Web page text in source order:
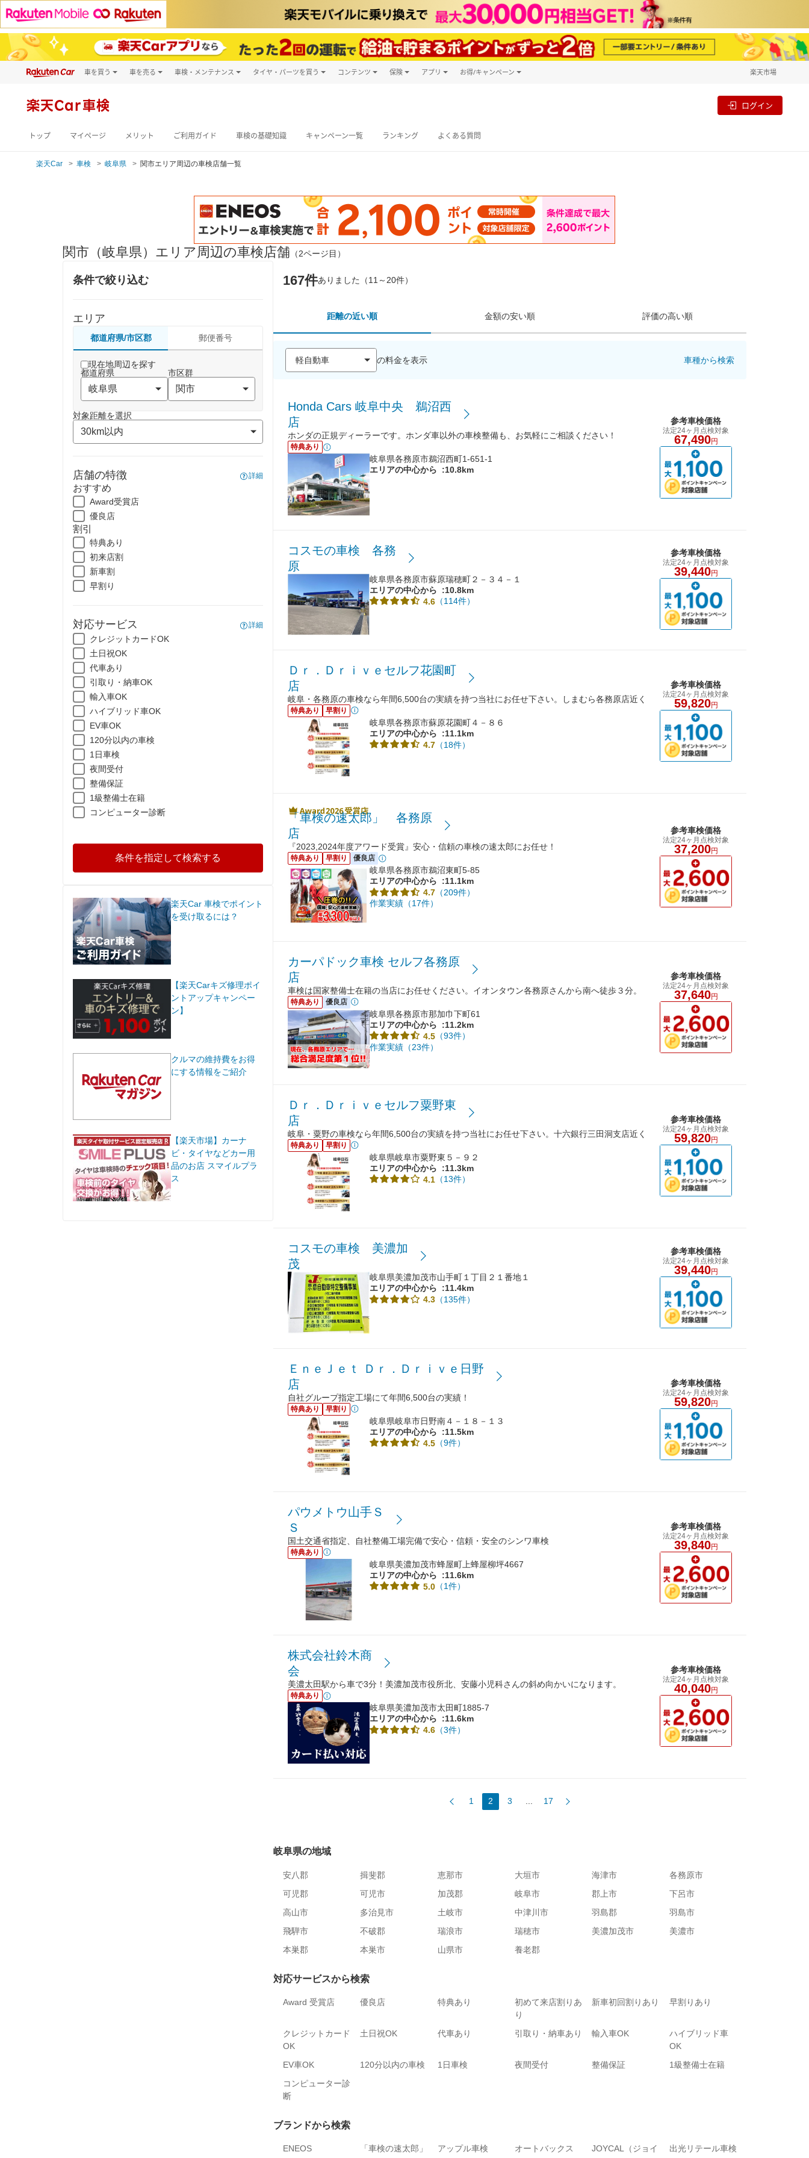
車を買う
新車
車を売る 車検・メンテナンス タイヤ・パーツを買う コンテンツ 保険 アプリ お得/キャンペーン 楽天市場
楽天Car車検 ログイン
トップ マイページ メリット ご利用ガイド 車検の基礎知識 キャンペーン一覧 ランキング よくある質問
楽天Car 車検 岐阜県 関市エリア周辺の車検店舗一覧
関市（岐阜県）エリア周辺の車検店舗 （2ページ目）
条件で絞り込む
エリア
都道府県/市区郡 郵便番号
現在地周辺を探す
都道府県
市区群
対象距離を選択
店舗の特徴 詳細
おすすめ
Award受賞店
優良店
割引
特典あり
初来店割
新車割
早割り
対応サービス 詳細
クレジットカードOK
土日祝OK
代車あり
引取り・納車OK
輸入車OK
ハイブリッド車OK
EV車OK
120分以内の車検
1日車検
夜間受付
整備保証
1級整備士在籍
コンピューター診断
条件を指定して検索する
楽天Car 車検でポイント
を受け取るには？
【楽天Carキズ修理ポイ
ントアップキャンペー
ン】
クルマの維持費をお得
にする情報をご紹介
【楽天市場】カーナ
ビ・タイヤなどカー用
品のお店 スマイルプラ
ス
167件ありました（11～20件）
距離の近い順 金額の安い順 評価の高い順
の料金を表示 車種から検索
Honda Cars 岐阜中央 鵜沼西
店
ホンダの正規ディーラーです。ホンダ車以外の車検整備も、お気軽にご相談ください！
特典あり
岐阜県各務原市鵜沼西町1-651-1
エリアの中心から
:10.8km
参考車検価格
法定24ヶ月点検対象
67,490円
コスモの車検 各務
原
岐阜県各務原市蘇原瑞穂町２－３４－１
エリアの中心から
:10.8km
4.6 （114件）
参考車検価格
法定24ヶ月点検対象
39,440円
Ｄｒ．Ｄｒｉｖｅセルフ花園町
店
岐阜・各務原の車検なら年間6,500台の実績を持つ当社にお任せ下さい。しまむら各務原店近く
特典あり 早割り
岐阜県各務原市蘇原花園町４－８６
エリアの中心から
:11.1km
4.7 （18件）
参考車検価格
法定24ヶ月点検対象
59,820円
「車検の速太郎」 各務原
店
『2023,2024年度アワード受賞』安心・信頼の車検の速太郎にお任せ！
特典あり 早割り 優良店
岐阜県各務原市鵜沼東町5-85
エリアの中心から
:11.1km
4.7 （209件）
作業実績（17件）
参考車検価格
法定24ヶ月点検対象
37,200円
カーパドック車検 セルフ各務原
店
車検は国家整備士在籍の当店にお任せください。イオンタウン各務原さんから南へ徒歩３分。
特典あり 優良店
岐阜県各務原市那加巾下町61
エリアの中心から
:11.2km
4.5 （93件）
作業実績（23件）
参考車検価格
法定24ヶ月点検対象
37,640円
Ｄｒ．Ｄｒｉｖｅセルフ粟野東
店
岐阜・粟野の車検なら年間6,500台の実績を持つ当社にお任せ下さい。十六銀行三田洞支店近く
特典あり 早割り
岐阜県岐阜市粟野東５－９２
エリアの中心から
:11.3km
4.1 （13件）
参考車検価格
法定24ヶ月点検対象
59,820円
コスモの車検 美濃加
茂
岐阜県美濃加茂市山手町１丁目２１番地１
エリアの中心から
:11.4km
4.3 （135件）
参考車検価格
法定24ヶ月点検対象
39,440円
ＥｎｅＪｅｔ Ｄｒ．Ｄｒｉｖｅ日野
店
自社グループ指定工場にて年間6,500台の実績！
特典あり 早割り
岐阜県岐阜市日野南４－１８－１３
エリアの中心から
:11.5km
4.5 （9件）
参考車検価格
法定24ヶ月点検対象
59,820円
パウメトウ山手Ｓ
Ｓ
国土交通省指定、自社整備工場完備で安心・信頼・安全のシンワ車検
特典あり
岐阜県美濃加茂市蜂屋町上蜂屋柳坪4667
エリアの中心から
:11.6km
5.0 （1件）
参考車検価格
法定24ヶ月点検対象
39,840円
株式会社鈴木商
会
美濃太田駅から車で3分！美濃加茂市役所北、安藤小児科さんの斜め向かいになります。
特典あり
岐阜県美濃加茂市太田町1885-7
エリアの中心から
:11.6km
4.6 （3件）
参考車検価格
法定24ヶ月点検対象
40,040円
1 2 3 ... 17
岐阜県の地域
安八郡 揖斐郡 恵那市 大垣市 海津市
各務原市
可児郡
可児市 加茂郡 岐阜市 郡上市
下呂市
高山市
多治見市 土岐市 中津川市 羽島郡
羽島市
飛騨市
不破郡 瑞浪市 瑞穂市 美濃加茂市
美濃市
本巣郡
本巣市 山県市 養老郡
対応サービスから検索
Award 受賞店 優良店 特典あり
初めて来店割りあ
り
新車初回割りあり 早割りあり
クレジットカード
OK
土日祝OK 代車あり 引取り・納車あり 輸入車OK
ハイブリッド車
OK
EV車OK
120分以内の車検 1日車検 夜間受付 整備保証
1級整備士在籍
コンピューター診
断
ブランドから検索
ENEOS 「車検の速太郎」 アップル車検 オートバックス
JOYCAL（ジョイ
出光リテール車検